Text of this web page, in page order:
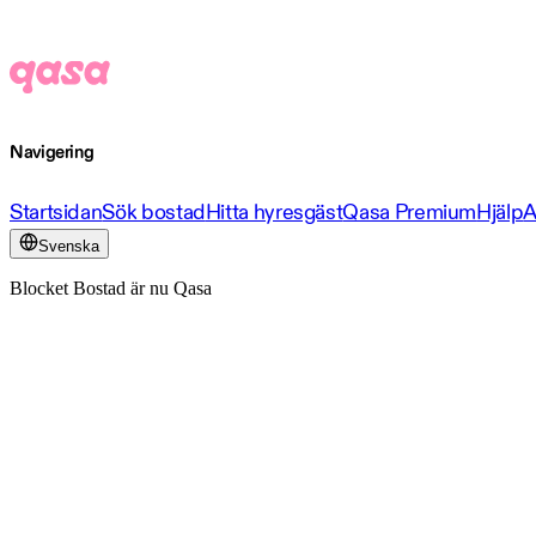
Navigering
StartsidanSök bostadHitta hyresgästQasa PremiumHjälp
Svenska
Blocket Bostad är nu Qasa